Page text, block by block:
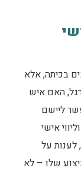
בכיתה, אלא
האם איש
ליישם
אישי
על
שלו – לא